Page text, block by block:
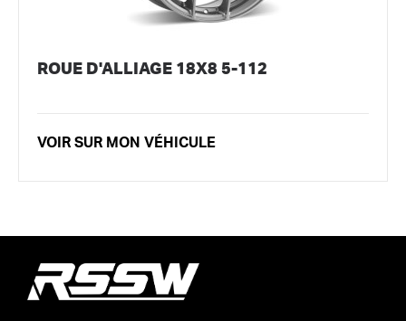
ROUE D'ALLIAGE 18X8 5-112
VOIR SUR MON VÉHICULE